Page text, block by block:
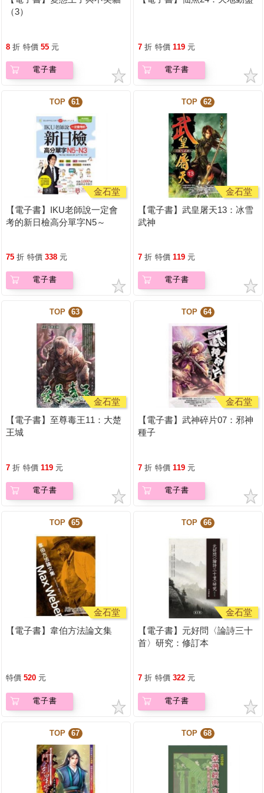
（3）
8 折 特價 55 元
電子書
7 折 特價 119 元
電子書
TOP 61
金石堂
【電子書】IKU老師說一定會
考的新日檢高分單字N5～
75 折 特價 338 元
電子書
TOP 62
金石堂
【電子書】武皇屠天13：冰雪
武神
7 折 特價 119 元
電子書
TOP 63
金石堂
【電子書】至尊毒王11：大楚
王城
7 折 特價 119 元
電子書
TOP 64
金石堂
【電子書】武神碎片07：邪神
種子
7 折 特價 119 元
電子書
TOP 65
金石堂
【電子書】韋伯方法論文集
特價 520 元
電子書
TOP 66
金石堂
【電子書】元好問〈論詩三十
首〉研究：修訂本
7 折 特價 322 元
電子書
TOP 67 TOP 68